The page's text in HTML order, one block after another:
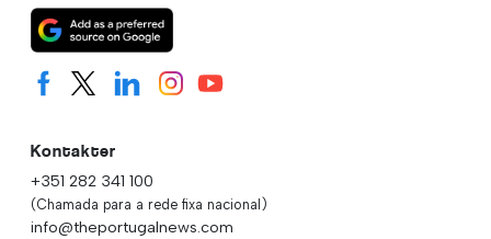
Kontakter
+351 282 341 100
(Chamada para a rede fixa nacional)
info@theportugalnews.com